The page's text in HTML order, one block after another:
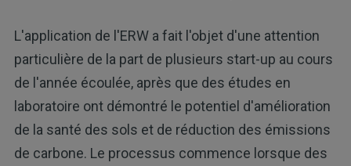
L'application de l'ERW a fait l'objet d'une attention
particulière de la part de plusieurs start-up au cours
de l'année écoulée, après que des études en
laboratoire ont démontré le potentiel d'amélioration
de la santé des sols et de réduction des émissions
de carbone. Le processus commence lorsque des